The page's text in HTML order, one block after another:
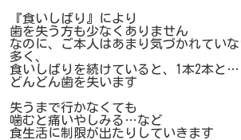
『食いしばり』により
歯を失う方も少なくありません
なのに、ご本人はあまり気づかれてい
多く、
食いしばりを続けていると、1本2本と…
どんどん歯を失います
失うまで行かなくても
噛むと痛いやしみる…など
食生活に制限が出たりしていきます